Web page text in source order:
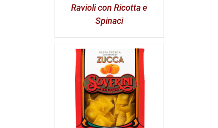
Ravioli con Ricotta e
Spinaci